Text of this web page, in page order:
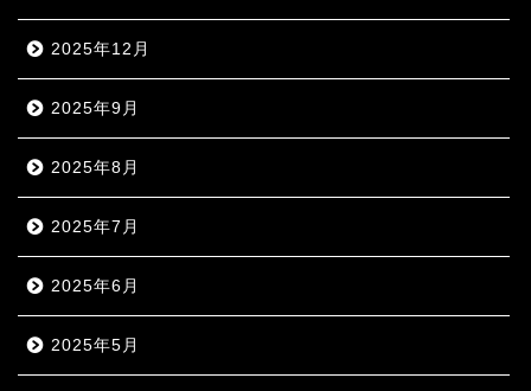
2025年12月
2025年9月
2025年8月
2025年7月
2025年6月
2025年5月